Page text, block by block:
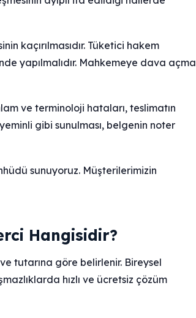
kaçırılmasıdır. Tüketici hakem
yapılmalıdır. Mahkemeye dava açma
ve terminoloji hataları, teslimatın
gibi sunulması, belgenin noter
sunuyoruz. Müşterilerimizin
Hangisidir?
tutarına göre belirlenir. Bireysel
hızlı ve ücretsiz çözüm